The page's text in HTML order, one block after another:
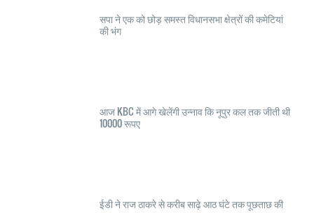
सपा ने एक को छोड़ समस्त विधानसभा क्षेत्रों की कमेटियां
की भंग
आज KBC में आगे खेलेंगी उन्नाव कि नूपुर कल तक जीती थी
10000 रूपए
ईडी ने राज ठाकरे से करीब साढ़े आठ घंटे तक पूछताछ की